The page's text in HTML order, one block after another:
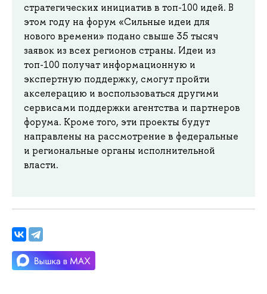
стратегических инициатив в топ-100 идей. В
этом году на форум «Сильные идеи для
нового времени» подано свыше 35 тысяч
заявок из всех регионов страны. Идеи из
топ-100 получат информационную и
экспертную поддержку, смогут пройти
акселерацию и воспользоваться другими
сервисами поддержки агентства и партнеров
форума. Кроме того, эти проекты будут
направлены на рассмотрение в федеральные
и региональные органы исполнительной
власти.